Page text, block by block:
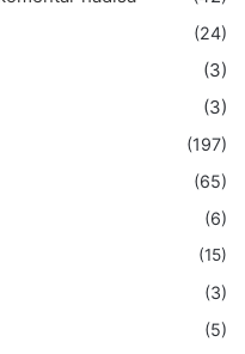
(24)
(3)
(3)
(197)
(65)
(6)
(15)
(3)
(5)